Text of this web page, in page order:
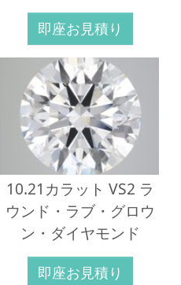
即座お見積り
10.21カラット VS2 ラ
ウンド・ラブ・グロウ
ン・ダイヤモンド
即座お見積り